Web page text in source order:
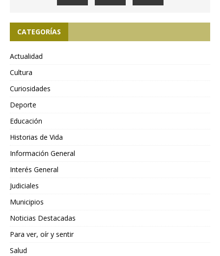
CATEGORÍAS
Actualidad
Cultura
Curiosidades
Deporte
Educación
Historias de Vida
Información General
Interés General
Judiciales
Municipios
Noticias Destacadas
Para ver, oír y sentir
Salud